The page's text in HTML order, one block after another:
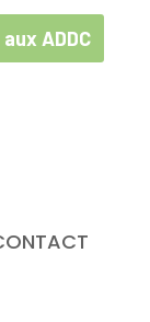
ADDC